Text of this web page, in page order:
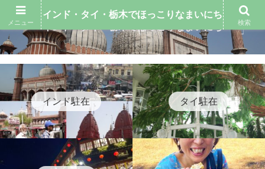
インド駐在 タイ駐在
メニュー
インド・タイ・栃木でほっこりなまいにち
検索